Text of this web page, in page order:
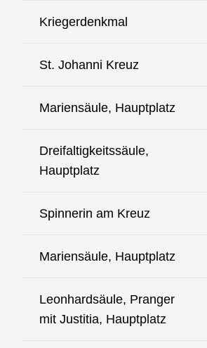
Kriegerdenkmal
St. Johanni Kreuz
Mariensäule, Hauptplatz
Dreifaltigkeitssäule,
Hauptplatz
Spinnerin am Kreuz
Mariensäule, Hauptplatz
Leonhardsäule, Pranger
mit Justitia, Hauptplatz